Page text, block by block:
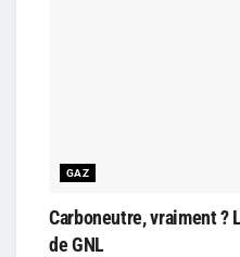
GAZ
Carboneutre, vraiment ?
de GNL